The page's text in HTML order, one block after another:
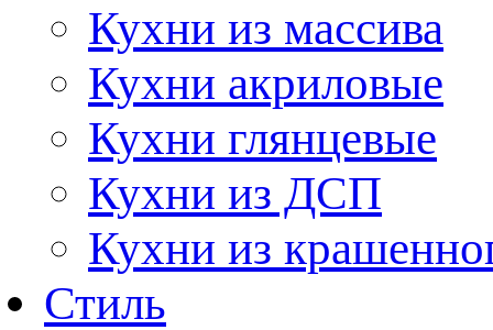
Кухни из массива
Кухни акриловые
Кухни глянцевые
Кухни из ДСП
Кухни из
Стиль